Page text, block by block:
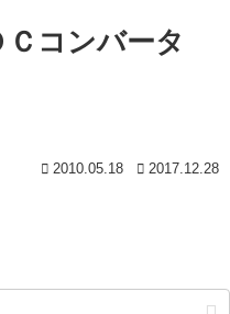
Ｃコンバータ
2010.05.18 2017.12.28